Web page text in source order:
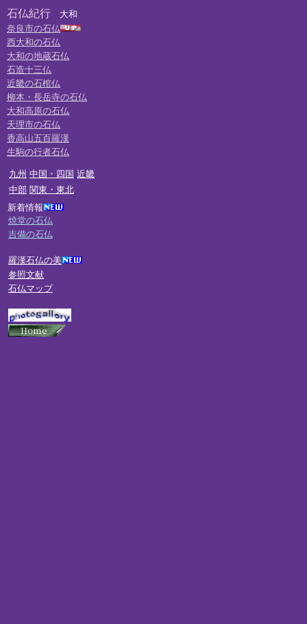
石仏紀行 大和
奈良市の石仏
西大和の石仏
大和の地蔵石仏
石造十三仏
近畿の石棺仏
柳本・長岳寺の石仏
大和高原の石仏
天理市の石仏
香高山五百羅漢
生駒の行者石仏
九州 中国・四国 近畿
中部 関東・東北
新着情報
焼堂の石仏
吉備の石仏
羅漢石仏の美
参照文献
石仏マップ